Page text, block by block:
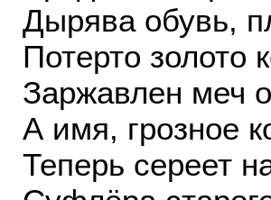
Дырява обувь,
Потерто золото
Заржавлен меч
А имя, грозное
Теперь сереет